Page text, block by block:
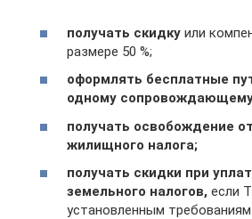
получать скидку или
размере 50 %;
оформлять бесплатные
одному
получать освобождение
жилищного налога;
получать скидки при
земельного налогов, если
установленным